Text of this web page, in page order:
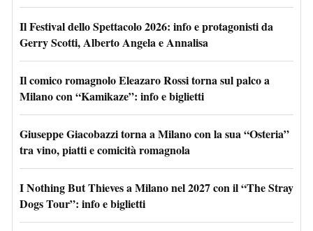
Il Festival dello Spettacolo 2026: info e protagonisti da
Gerry Scotti, Alberto Angela e Annalisa
Il comico romagnolo Eleazaro Rossi torna sul palco a
Milano con “Kamikaze”: info e biglietti
Giuseppe Giacobazzi torna a Milano con la sua “Osteria”
tra vino, piatti e comicità romagnola
I Nothing But Thieves a Milano nel 2027 con il “The Stray
Dogs Tour”: info e biglietti